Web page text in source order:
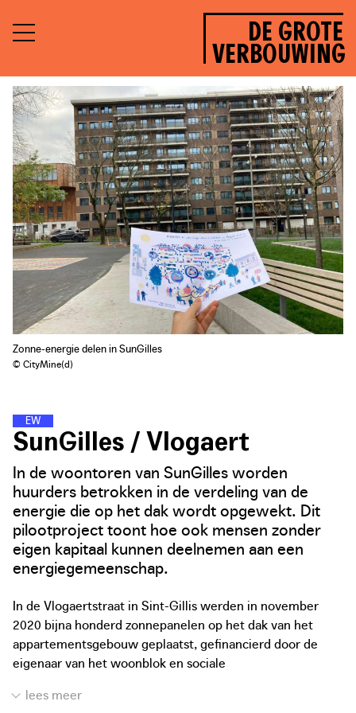
DE GROTE
VERBOUWING
Zonne-energie delen in SunGilles
© CityMine(d)
EN
E
R
G
IE
W
SunGilles / Vlogaert
In de woontoren van SunGilles worden
huurders betrokken in de verdeling van de
energie die op het dak wordt opgewekt. Dit
pilootproject toont hoe ook mensen zonder
eigen kapitaal kunnen deelnemen aan een
energiegemeenschap.
In de Vlogaertstraat in Sint-Gillis werden in november
2020 bijna honderd zonnepanelen op het dak van het
appartementsgebouw geplaatst, gefinancierd door de
eigenaar van het woonblok en sociale
produceren genoeg stroom voor tientallen gezinnen.